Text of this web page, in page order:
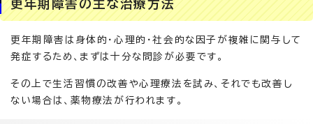
更年期障害の主な治療方法
更年期障害は身体的・心理的・社会的な因子が複雑に関与して
発症するため、まずは十分な問診が必要です。
その上で生活習慣の改善や心理療法を試み、それでも改善し
ない場合は、薬物療法が行われます。